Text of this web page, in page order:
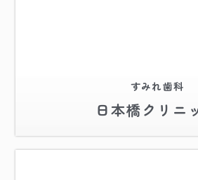
すみれ歯科
日本橋クリニ